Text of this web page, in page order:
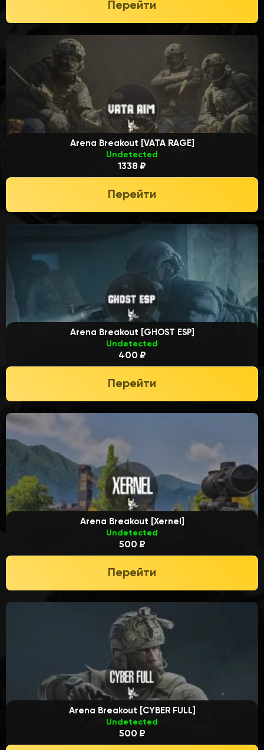
Перейти
Arena Breakout [VATA RAGE]
Undetected
1338 ₽
Перейти
Arena Breakout [GHOST ESP]
Undetected
400 ₽
Перейти
Arena Breakout [Xernel]
Undetected
500 ₽
Перейти
Arena Breakout [CYBER FULL]
Undetected
500 ₽